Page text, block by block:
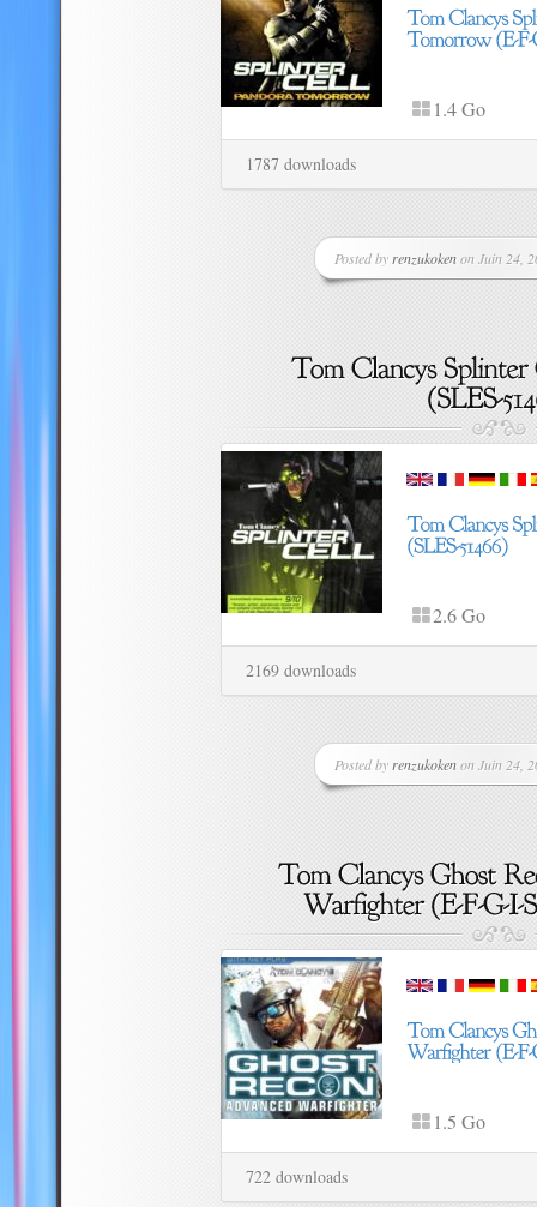
1.4 Go
1787 downloads
Posted by renzukokenon Juin 24,
2.6 Go
2169 downloads
Posted by renzukokenon Juin 24,
1.5 Go
722 downloads